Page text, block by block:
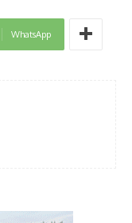
WhatsApp